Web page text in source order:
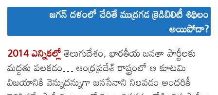
జగన్ దళంలో చేరితే ముద్రగడ క్రెడిబిలిటీ శిథిలం
అయిపోదా?
2014 ఎన్నికల్లోతెలుగుదేశం, భారతీయ జనతా పార్టీలకు
మద్దతు పలకడం… ఆంధ్రప్రదేశ్ రాష్ట్రంలో ఆ కూటమి
విజయానికి వెన్నుదన్నుగా జనసేనాని నిలవడం అందరికీ